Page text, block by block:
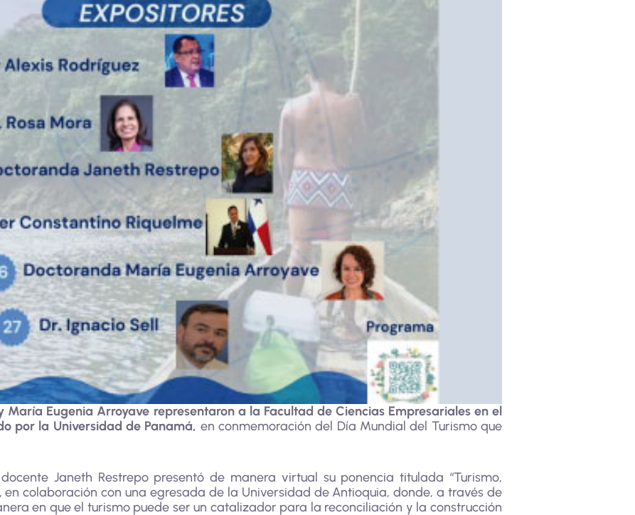
María Eugenia Arroyave representaron a la Facultad de Ciencias Empresariales en el
por la Universidad de Panamá, en conmemoración del Día Mundial del Turismo que
Janeth Restrepo presentó de manera virtual su ponencia titulada “Turismo,
en colaboración con una egresada de la Universidad de Antioquia, donde, a través de
en que el turismo puede ser un catalizador para la reconciliación y la construcción